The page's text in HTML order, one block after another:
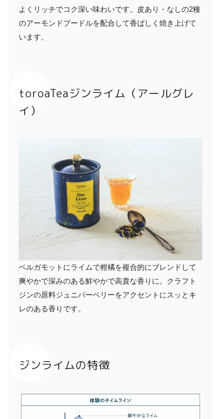
よくリッチでコク深い味わいです。皮あり・なしの2種
のアーモンドプードルを配合して香ばしく焼き上げて
います。
toroaTeaジンライム（アールグレ
イ）
ベルガモットにライムで柑橘を複合的にブレンドして
爽やかで深みのある鮮やかで高貴な香りに。クラフト
ジンの原料ジュニパーベリーをアクセントにスッとキ
レのある香りです。
ジンライムの特徴